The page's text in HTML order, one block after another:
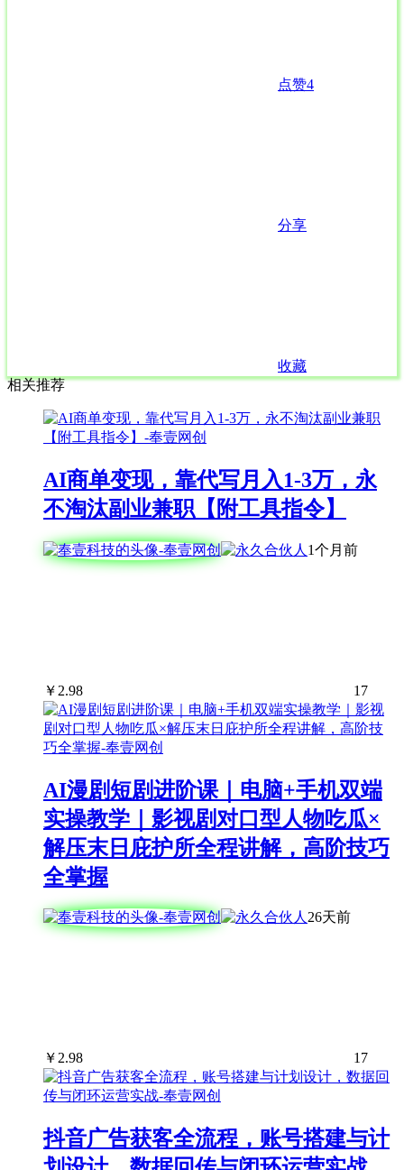
点赞4
分享
收藏
相关推荐
AI商单变现，靠代写月入1-3万，永
不淘汰副业兼职【附工具指令】
1个月前
￥ 2.98 17
AI漫剧短剧进阶课｜电脑+手机双端
实操教学｜影视剧对口型人物吃瓜×
解压末日庇护所全程讲解，高阶技巧
全掌握
26天前
￥2.98 17
抖音广告获客全流程，账号搭建与计